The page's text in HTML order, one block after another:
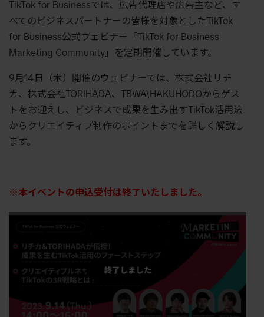
TikTok for Businessでは、 広告代理店や広告主など、す
べてのビジネスパートナーの皆様を対象としたTikTok
for Business公式ウェビナー「TikTok for Business
Marketing Community」を定期開催してい ます。
9月14日（木）開催のウェビナーでは、 株式会社リチ
カ、株式会社TORIHADA、
TBWA\HAKUHODOからゲス
トをお迎えし、ビジネスで成果を生み出すTikTok活用法
からクリエイティブ制作のポイントまでを詳しく解説し
ます。
※本イベントの申込受付は終了いたしました。